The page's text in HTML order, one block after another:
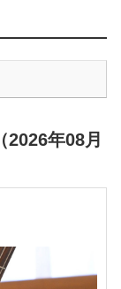
2026年08月